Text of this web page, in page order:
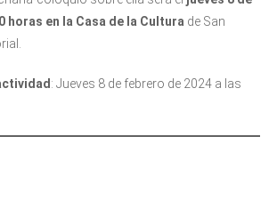
horas en la Casa de la Cultura de San
: Jueves 8 de febrero de 2024 a las